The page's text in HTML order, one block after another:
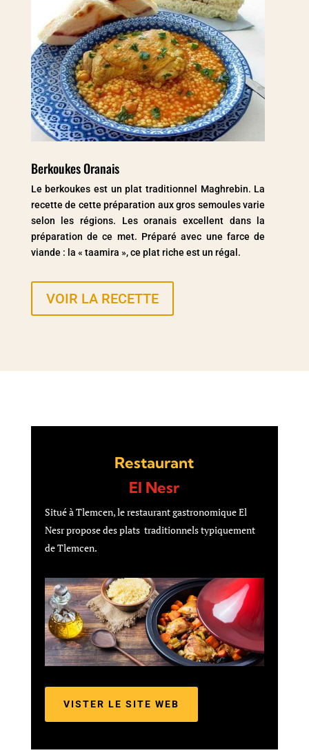
Berkoukes Oranais
Le berkoukes est un plat traditionnel Maghrebin. La
recette de cette préparation aux gros semoules varie
selon les régions. Les oranais excellent dans la
préparation de ce met. Préparé avec une farce de
viande : la « taamira », ce plat riche est un régal.
VOIR LA RECETTE
Restaurant
El Nesr
Situé à Tlemcen, le restaurant gastronomique El
Nesr propose des plats traditionnels typiquement
de Tlemcen.
VISTER LE SITE WEB